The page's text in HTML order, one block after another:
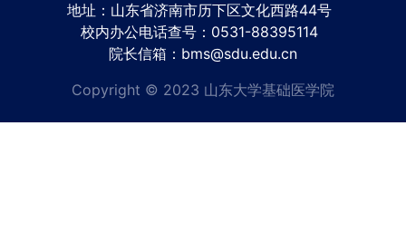
地址：山东省济南市历下区文化西路44号
校内办公电话查号：0531-88395114
院长信箱：bms@sdu.edu.cn
Copyright © 2023 山东大学基础医学院